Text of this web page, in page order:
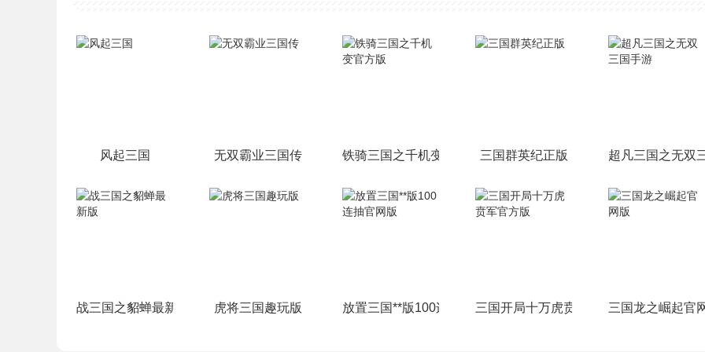
风起三国 无双霸业三国传 铁骑三国之千机变官方版 三国群英纪正版 超凡三国之无双
战三国之貂蝉最新版 虎将三国趣玩版 放置三国**版100连抽官网版三国开局十万虎贲军官方版三国龙之崛起官